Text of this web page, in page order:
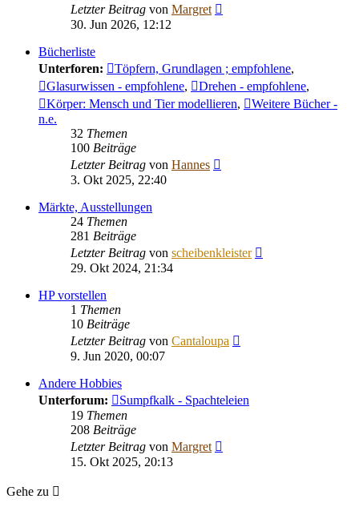
Letzter Beitrag von Margret
30. Jun 2026, 12:12
Bücherliste
Unterforen:
Töpfern, Grundlagen ; empfohlene,
Glasurwissen - empfohlene, Drehen - empfohlene,
Körper: Mensch und Tier modellieren,
Weitere Bücher -
n.e.
32 Themen
100 Beiträge
Letzter Beitrag von Hannes
3. Okt 2025, 22:40
Märkte, Ausstellungen
24 Themen
281 Beiträge
Letzter Beitrag von scheibenkleister
29. Okt 2024, 21:34
HP vorstellen
1 Themen
10 Beiträge
Letzter Beitrag von Cantaloupa
9. Jun 2020, 00:07
Andere Hobbies
Unterforum:
Sumpfkalk - Spachteleien
19 Themen
208 Beiträge
Letzter Beitrag von Margret
15. Okt 2025, 20:13
Gehe zu